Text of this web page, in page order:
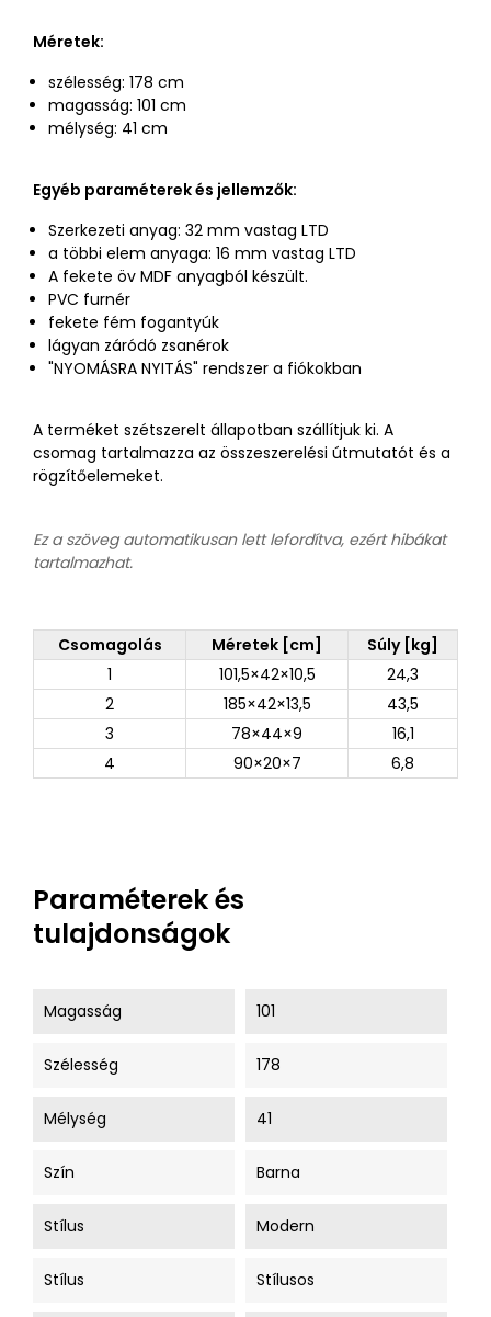
Méretek:
szélesség: 178 cm
magasság: 101 cm
mélység: 41 cm
Egyéb paraméterek és jellemzők:
Szerkezeti anyag: 32 mm vastag LTD
a többi elem anyaga: 16 mm vastag LTD
A fekete öv MDF anyagból készült.
PVC furnér
fekete fém fogantyúk
lágyan záródó zsanérok
"NYOMÁSRA NYITÁS" rendszer a fiókokban
A terméket szétszerelt állapotban szállítjuk ki. A
csomag tartalmazza az összeszerelési útmutatót és a
rögzítőelemeket.
Ez a szöveg automatikusan lett lefordítva, ezért hibákat
tartalmazhat.
Csomagolás Méretek [cm]
Súly [kg]
1
101,5×42×10,5
24,3
2
185×42×13,5
43,5
3
78×44×9
16,1
4
90×20×7 6,8
Paraméterek és
tulajdonságok
Magasság 101
Szélesség 178
Mélység 41
Szín Barna
Stílus Modern
Stílus Stílusos